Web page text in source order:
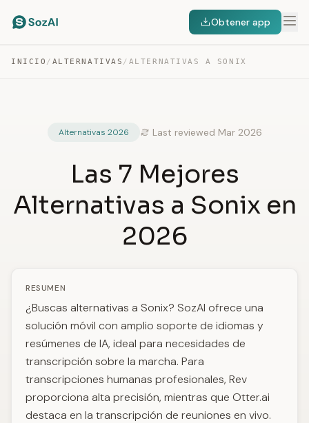
Obtener app
INICIO / ALTERNATIVAS / ALTERNATIVAS A SONIX
Alternativas 2026 Last reviewed Mar 2026
Las 7 Mejores
Alternativas a Sonix en
2026
RESUMEN
¿Buscas alternativas a Sonix? SozAI ofrece una
solución móvil con amplio soporte de idiomas y
resúmenes de IA, ideal para necesidades de
transcripción sobre la marcha. Para
transcripciones humanas profesionales, Rev
proporciona alta precisión, mientras que Otter.ai
destaca en la transcripción de reuniones en vivo.